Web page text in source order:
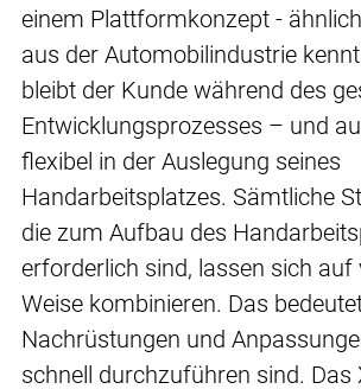
einem Plattformkonzept -
aus der Automobilindustrie
bleibt der Kunde während des
Entwicklungsprozesses – und
flexibel in der Auslegung seines
Handarbeitsplatzes. Sämtliche
die zum Aufbau des
erforderlich sind, lassen sich auf
Weise kombinieren. Das
Nachrüstungen und
schnell durchzuführen sind. Das